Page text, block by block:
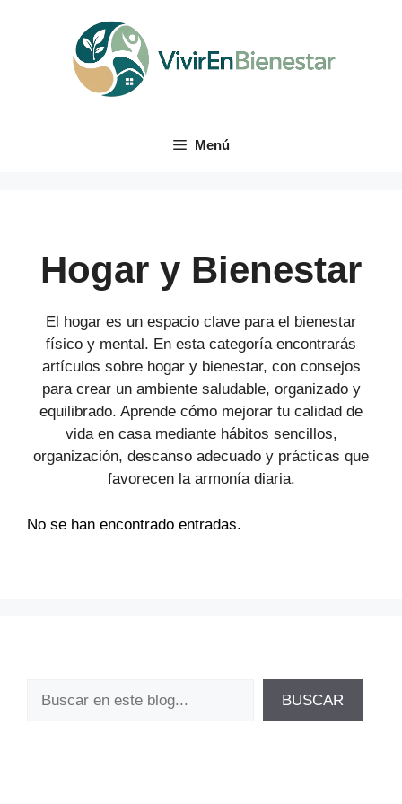
Menú
Hogar y Bienestar
El hogar es un espacio clave para el bienestar
físico y mental. En esta categoría encontrarás
artículos sobre hogar y bienestar, con consejos
para crear un ambiente saludable, organizado y
equilibrado. Aprende cómo mejorar tu calidad de
vida en casa mediante hábitos sencillos,
organización, descanso adecuado y prácticas que
favorecen la armonía diaria.
No se han encontrado entradas.
BUSCAR